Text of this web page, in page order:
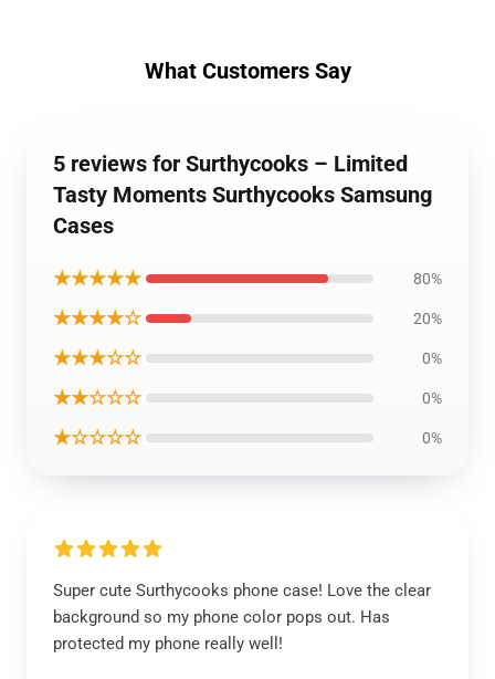
What Customers Say
5 reviews for Surthycooks – Limited
Tasty Moments Surthycooks Samsung
Cases
★★★★★ 80%
★★★★☆ 20%
★★★☆☆ 0%
★★☆☆☆ 0%
★☆☆☆☆ 0%
Super cute Surthycooks phone case! Love the clear
background so my phone color pops out. Has
protected my phone really well!